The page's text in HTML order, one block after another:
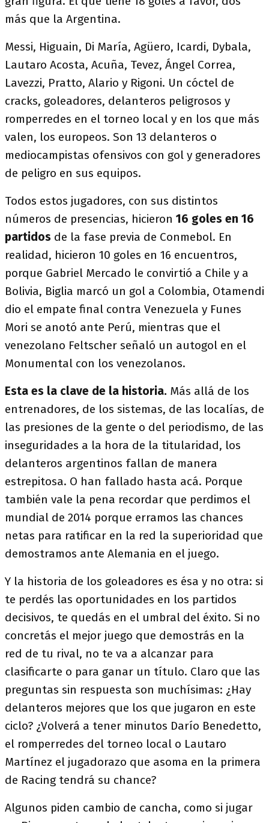
más que la Argentina.
Messi, Higuain, Di María, Agüero, Icardi, Dybala,
Lautaro Acosta, Acuña, Tevez, Ángel Correa,
Lavezzi, Pratto, Alario y Rigoni. Un cóctel de
cracks, goleadores, delanteros peligrosos y
romperredes en el torneo local y en los que más
valen, los europeos. Son 13 delanteros o
mediocampistas ofensivos con gol y generadores
de peligro en sus equipos.
Todos estos jugadores, con sus distintos
números de presencias, hicieron 16 goles en 16
partidos de la fase previa de Conmebol. En
realidad, hicieron 10 goles en 16 encuentros,
porque Gabriel Mercado le convirtió a Chile y a
Bolivia, Biglia marcó un gol a Colombia, Otamendi
dio el empate final contra Venezuela y Funes
Mori se anotó ante Perú, mientras que el
venezolano Feltscher señaló un autogol en el
Monumental con los venezolanos.
Esta es la clave de la historia. Más allá de los
entrenadores, de los sistemas, de las localías, de
las presiones de la gente o del periodismo, de las
inseguridades a la hora de la titularidad, los
delanteros argentinos fallan de manera
estrepitosa. O han fallado hasta acá. Porque
también vale la pena recordar que perdimos el
mundial de 2014 porque erramos las chances
netas para ratificar en la red la superioridad que
demostramos ante Alemania en el juego.
Y la historia de los goleadores es ésa y no otra: si
te perdés las oportunidades en los partidos
decisivos, te quedás en el umbral del éxito. Si no
concretás el mejor juego que demostrás en la
red de tu rival, no te va a alcanzar para
clasificarte o para ganar un título. Claro que las
preguntas sin respuesta son muchísimas: ¿Hay
delanteros mejores que los que jugaron en este
ciclo? ¿Volverá a tener minutos Darío Benedetto,
el romperredes del torneo local o Lautaro
Martínez el jugadorazo que asoma en la primera
de Racing tendrá su chance?
Algunos piden cambio de cancha, como si jugar